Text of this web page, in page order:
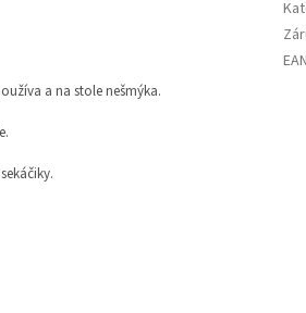
a na stole nešmýka.
EAN